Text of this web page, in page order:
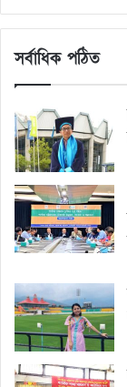
সর্বাধিক পঠিত